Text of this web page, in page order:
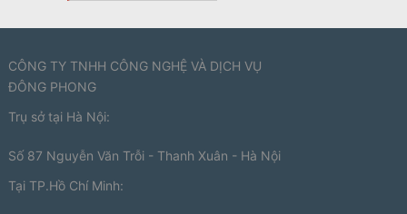
CÔNG TY TNHH CÔNG NGHỆ VÀ DỊCH VỤ
ĐÔNG PHONG
Trụ sở tại Hà Nội:
Số 87 Nguyễn Văn Trỗi - Thanh Xuân - Hà Nội
Tại TP.Hồ Chí Minh: